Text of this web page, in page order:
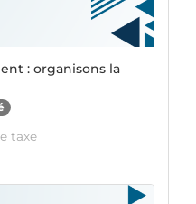
: organisons la
taxe